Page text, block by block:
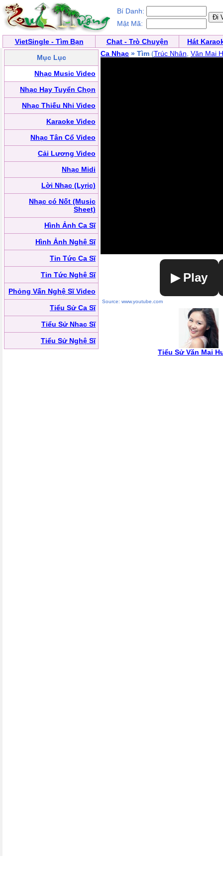
Bí Danh:
Mật Mã:
VietSingle - Tìm Bạn Chat - Trò Chuyện
Hát
Mục Lục
Nhạc Music Video
Nhạc Hay Tuyển Chọn
Nhạc Thiếu Nhi Video
Karaoke Video
Nhạc Tân Cổ Video
Cải Lương Video
Nhạc Midi
Lời Nhạc (Lyric)
Nhạc có Nốt (Music
Sheet)
Hình Ảnh Ca Sĩ
Hình Ảnh Nghệ Sĩ
Tin Tức Ca Sĩ
Tin Tức Nghệ Sĩ
Phỏng Vấn Nghệ Sĩ Video
Tiểu Sử Ca Sĩ
Tiểu Sử Nhạc Sĩ
Tiểu Sử Nghệ Sĩ
Ca Nhạc » Tìm (Trúc Nhân Văn Mai
▶ Play
Source: www.youtube.com
Tiểu Sử Văn Mai